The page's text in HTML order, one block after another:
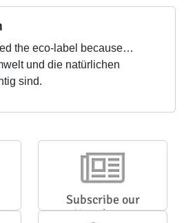
the eco-label because…
und die natürlichen
sind.
Subscribe our
Newsletter